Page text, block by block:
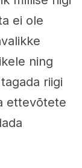
ei ole
ning
riigi
ettevõtete